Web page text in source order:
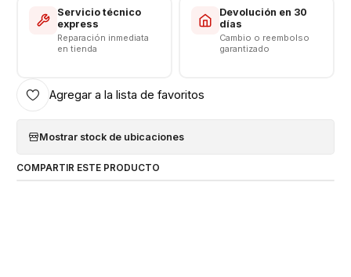
Servicio técnico
express
Reparación inmediata
en tienda
Devolución en 30
días
Cambio o reembolso
garantizado
Agregar a la lista de favoritos
Mostrar stock de ubicaciones
COMPARTIR ESTE PRODUCTO